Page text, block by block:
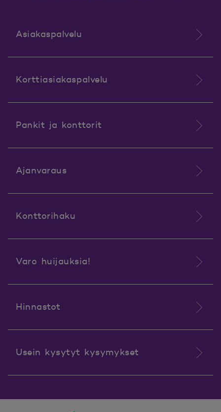
Asiakaspalvelu
Korttiasiakaspalvelu
Pankit ja konttorit
Ajanvaraus
Konttorihaku
Varo huijauksia!
Hinnastot
Usein kysytyt kysymykset